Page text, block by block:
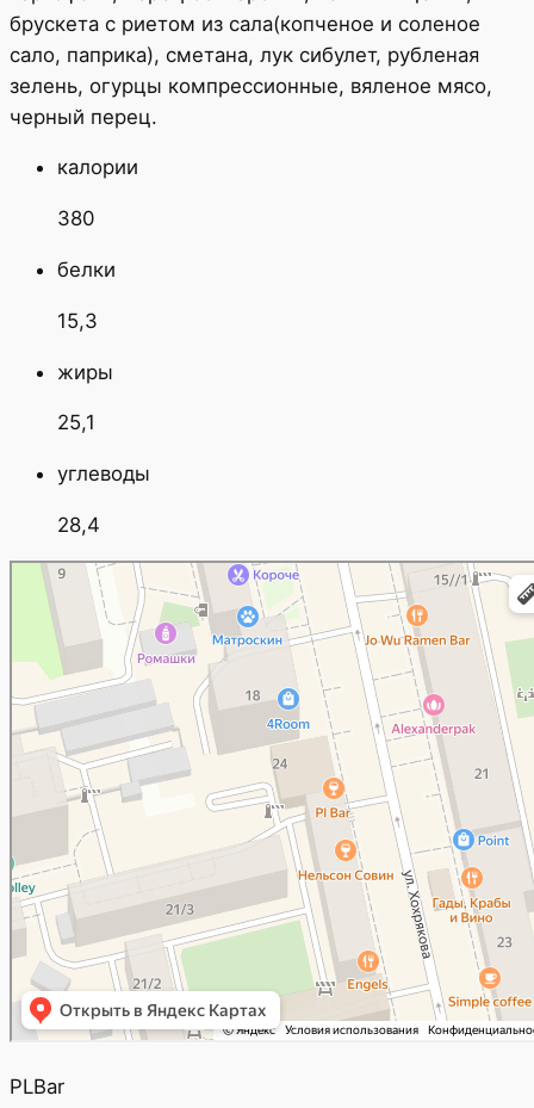
брускета с риетом из сала(копченое и соленое
сало, паприка), сметана, лук сибулет, рубленая
зелень, огурцы компрессионные, вяленое мясо,
черный перец.
калории
380
белки
15,3
жиры
25,1
углеводы
28,4
PLBar